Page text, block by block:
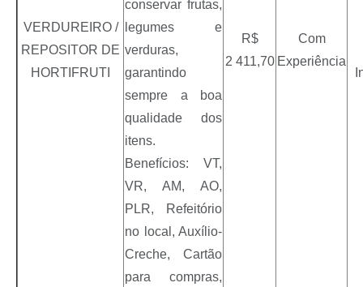
VERDUREIRO /
REPOSITOR DE
HORTIFRUTI
conservar frutas,
legumes e
verduras,
garantindo
sempre a boa
qualidade dos
itens.
Benefícios: VT,
VR, AM, AO,
PLR, Refeitório
no local, Auxílio-
Creche, Cartão
para compras,
R$
2 411,70
Com
Experiência